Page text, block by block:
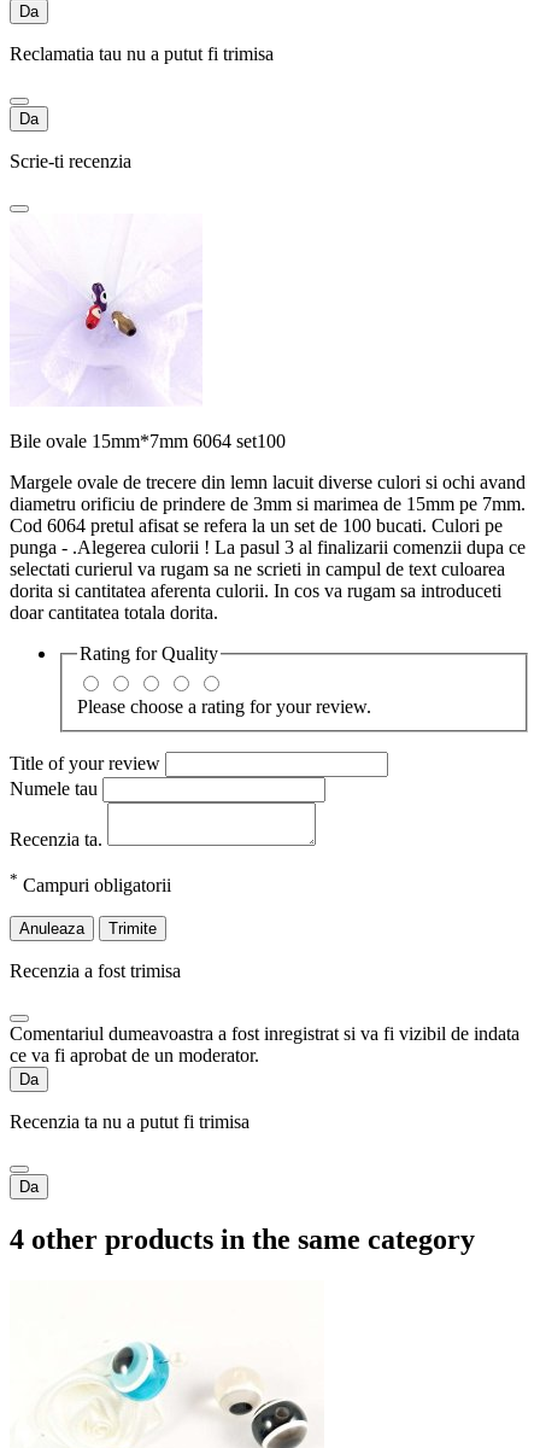
Da
Reclamatia tau nu a putut fi trimisa
Da
Scrie-ti recenzia
Bile ovale 15mm*7mm 6064 set100
Margele ovale de trecere din lemn lacuit diverse culori si ochi avand
diametru orificiu de prindere de 3mm si marimea de 15mm pe 7mm.
Cod 6064 pretul afisat se refera la un set de 100 bucati. Culori pe
punga - .Alegerea culorii ! La pasul 3 al finalizarii comenzii dupa ce
selectati curierul va rugam sa ne scrieti in campul de text culoarea
dorita si cantitatea aferenta culorii. In cos va rugam sa introduceti
doar cantitatea totala dorita.
Rating forQuality
Please choose a rating for your review.
Title of your review
Numele tau
Recenzia ta.
* Campuri obligatorii
Anuleaza Trimite
Recenzia a fost trimisa
Comentariul dumeavoastra a fost inregistrat si va fi vizibil de indata
ce va fi aprobat de un moderator.
Da
Recenzia ta nu a putut fi trimisa
Da
4 other products in the same category